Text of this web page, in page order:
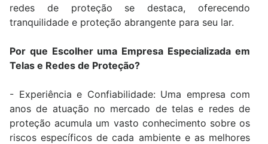
redes de proteção se destaca, oferecendo
tranquilidade e proteção abrangente para seu lar.
Por que Escolher uma Empresa Especializada em
Telas e Redes de Proteção?
- Experiência e Confiabilidade: Uma empresa com
anos de atuação no mercado de telas e redes de
proteção acumula um vasto conhecimento sobre os
riscos específicos de cada ambiente e as melhores